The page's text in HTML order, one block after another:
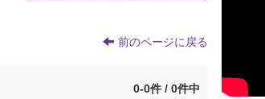
前のページに戻る
0-0件 / 0件中